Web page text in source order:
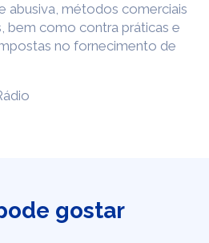
abusiva, métodos comerciais
bem como contra práticas e
no fornecimento de
gostar